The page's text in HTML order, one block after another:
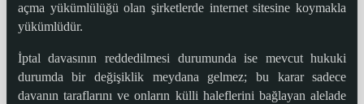
açma yükümlülüğü olan şirketlerde internet sitesine koymakla
yükümlüdür.
İptal davasının reddedilmesi durumunda ise mevcut hukuki
durumda bir değişiklik meydana gelmez; bu karar sadece
davanın taraflarını ve onların külli haleflerini bağlayan alelade